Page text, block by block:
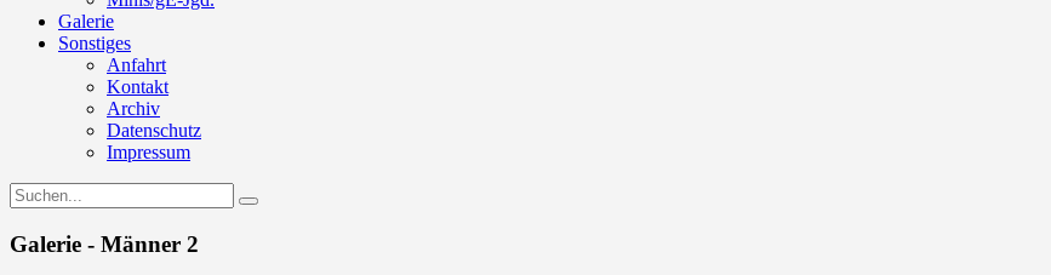
Galerie
Sonstiges
Anfahrt
Kontakt
Archiv
Datenschutz
Impressum
Galerie - Männer 2